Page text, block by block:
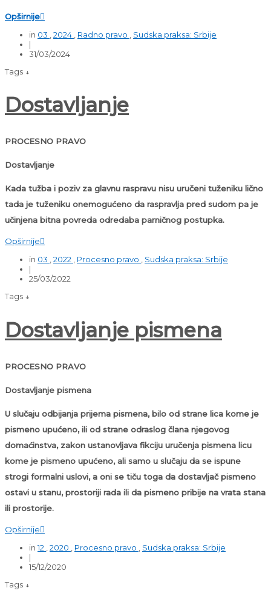
Opširnije
in 03 2024 Radno pravo
Sudska praksa: Srbije
|
31/03/2024
Tags ↓
Dostavljanje
PROCESNO PRAVO
Dostavljanje
Kada tužba i poziv za glavnu raspravu nisu uručeni tuženiku lično
tada je tuženiku onemogućeno da raspravlja pred sudom pa je
učinjena bitna povreda odredaba parničnog postupka.
Opširnije
in 03 ,2022 , Procesno pravo , Sudska praksa: Srbije
|
25/03/2022
Tags ↓
Dostavljanje pismena
PROCESNO PRAVO
Dostavljanje pismena
U slučaju odbijanja prijema pismena, bilo od strane lica kome je
pismeno upućeno, ili od strane odraslog člana njegovog
domaćinstva, zakon ustanovljava fikciju uručenja pismena licu
kome je pismeno upućeno, ali samo u slučaju da se ispune
strogi formalni uslovi, a oni se tiču toga da dostavljač pismeno
ostavi u stanu, prostoriji rada ili da pismeno pribije na vrata stana
ili prostorije.
Opširnije
in12 2020 Procesno pravo
Sudska praksa: Srbije
|
15/12/2020
Tags ↓